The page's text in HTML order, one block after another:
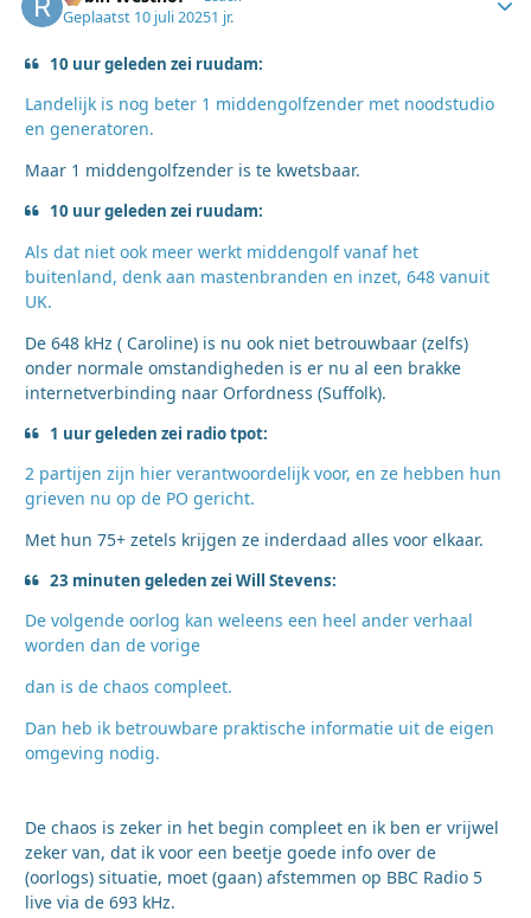
Geplaatst 10 juli 20251 jr.
10 uur geleden zei ruudam:
Landelijk is nog beter 1 middengolfzender met noodstudio
en generatoren.
Maar 1 middengolfzender is te kwetsbaar.
10 uur geleden zei ruudam:
Als dat niet ook meer werkt middengolf vanaf het
buitenland, denk aan mastenbranden en inzet, 648 vanuit
UK.
De 648 kHz ( Caroline) is nu ook niet betrouwbaar (zelfs)
onder normale omstandigheden is er nu al een brakke
internetverbinding naar Orfordness (Suffolk).
1 uur geleden zei radio tpot:
2 partijen zijn hier verantwoordelijk voor, en ze hebben hun
grieven nu op de PO gericht.
Met hun 75+ zetels krijgen ze inderdaad alles voor elkaar.
23 minuten geleden zei Will Stevens:
De volgende oorlog kan weleens een heel ander verhaal
worden dan de vorige
dan is de chaos compleet.
Dan heb ik betrouwbare praktische informatie uit de eigen
omgeving nodig.
De chaos is zeker in het begin compleet en ik ben er vrijwel
zeker van, dat ik voor een beetje goede info over de
(oorlogs) situatie, moet (gaan) afstemmen op BBC Radio 5
live via de 693 kHz.